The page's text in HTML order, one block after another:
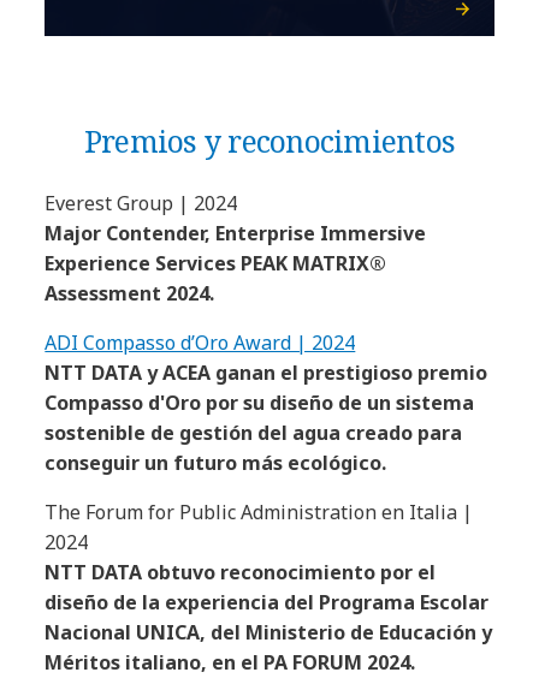
Premios y reconocimientos
Everest Group | 2024
Major Contender, Enterprise Immersive
Experience Services PEAK MATRIX®
Assessment 2024.
ADI Compasso d’Oro Award | 2024
NTT DATA y ACEA ganan el prestigioso premio
Compasso d'Oro por su diseño de un sistema
sostenible de gestión del agua creado para
conseguir un futuro más ecológico.
The Forum for Public Administration en Italia |
2024
NTT DATA obtuvo reconocimiento por el
diseño de la experiencia del Programa Escolar
Nacional UNICA, del Ministerio de Educación y
Méritos italiano, en el PA FORUM 2024.